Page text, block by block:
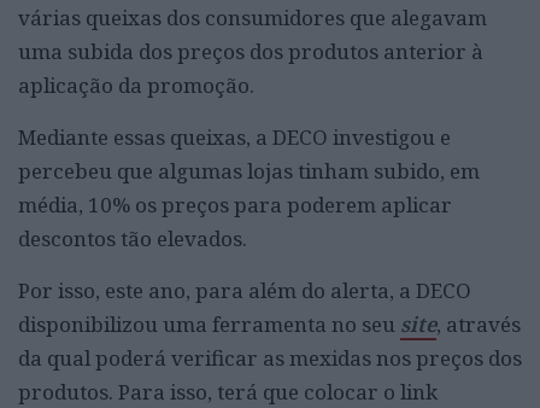
várias queixas dos consumidores que alegavam
uma subida dos preços dos produtos anterior à
aplicação da promoção.
Mediante essas queixas, a DECO investigou e
percebeu que algumas lojas tinham subido, em
média, 10% os preços para poderem aplicar
descontos tão elevados.
Por isso, este ano, para além do alerta, a DECO
disponibilizou uma ferramenta no seu site, através
da qual poderá verificar as mexidas nos preços dos
produtos. Para isso, terá que colocar o link